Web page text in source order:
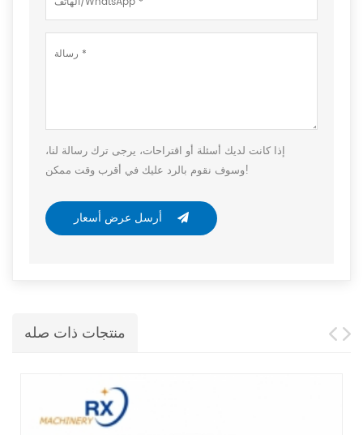
إذا كانت لديك أسئلة أو اقتراحات، يرجى ترك رسالة لنا،
وسوف نقوم بالرد عليك في أقرب وقت ممكن!
منتجات ذات صله